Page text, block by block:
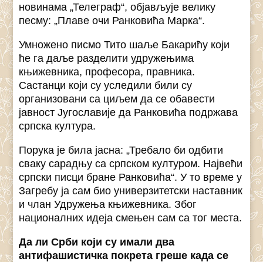
новинама „Телеграф“, објављује велику
песму: „Плаве очи Ранковића Марка“.
Умножено писмо Тито шаље Бакарићу који
ће га даље разделити удружењима
књижевника, професора, правника.
Састанци који су уследили били су
организовани са циљем да се обавести
јавност Југославије да Ранковића подржава
српска култура.
Порука је била јасна: „Требало би одбити
сваку сарадњу са српском културом. Највећи
српски писци бране Ранковића“. У то време у
Загребу ја сам био универзитетски наставник
и члан Удружења књижевника. Због
националних идеја смењен сам са тог места.
Да ли Срби који су имали два
антифашистичка покрета греше када се